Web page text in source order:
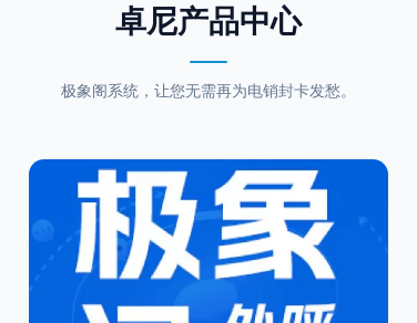
卓尼产品中心
极象阁系统，让您无需再为电销封卡发愁。